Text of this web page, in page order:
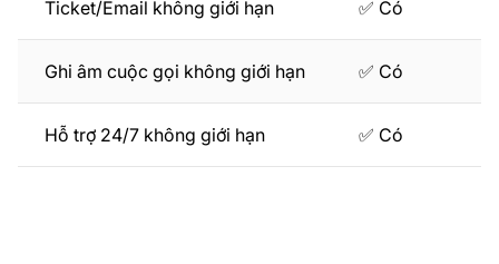
Ticket/Email không giới hạn ✅ Có
Ghi âm cuộc gọi không giới hạn ✅ Có
Hỗ trợ 24/7 không giới hạn ✅ Có